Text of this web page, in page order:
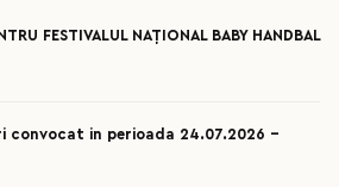
FESTIVALUL NAȚIONAL BABY HANDBAL
convocat in perioada 24.07.2026 –